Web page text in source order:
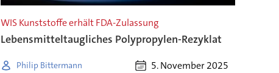
WIS Kunststoffe erhält FDA-Zulassung
Lebensmitteltaugliches Polypropylen-Rezyklat
Philip Bittermann 5. November 2025